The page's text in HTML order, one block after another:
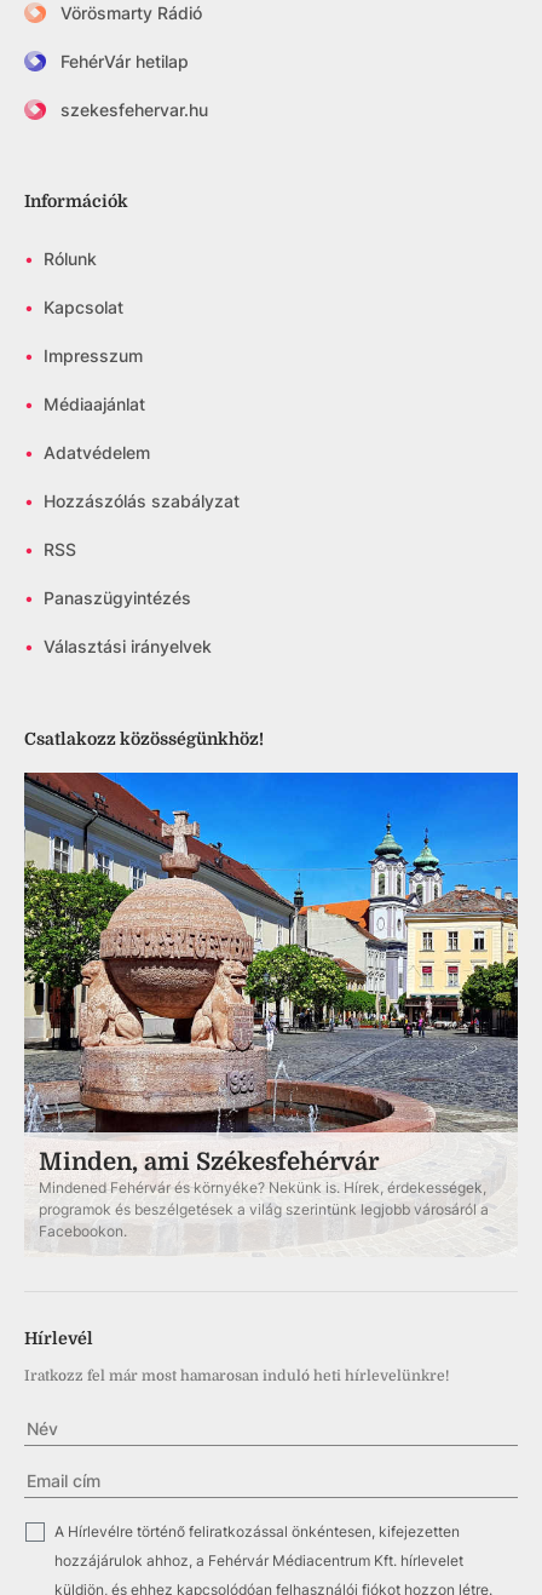
Vörösmarty Rádió
FehérVár hetilap
szekesfehervar.hu
Információk
• Rólunk
• Kapcsolat
• Impresszum
• Médiaajánlat
• Adatvédelem
• Hozzászólás szabályzat
• RSS
• Panaszügyintézés
• Választási irányelvek
Csatlakozz közösségünkhöz!
Minden, ami Székesfehérvár
Mindened Fehérvár és környéke? Nekünk is. Hírek, érdekességek,
programok és beszélgetések a világ szerintünk legjobb városáról a
Facebookon.
Hírlevél
Iratkozz fel már most hamarosan induló heti hírlevelünkre!
✓
A Hírlevélre történő feliratkozással önkéntesen, kifejezetten
hozzájárulok ahhoz, a Fehérvár Médiacentrum Kft. hírlevelet
küldjön, és ehhez kapcsolódóan felhasználói fiókot hozzon létre.